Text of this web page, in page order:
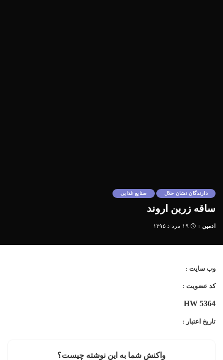
دارندگان نشان حلال صنایع غذایی
ساقه زرین اروند
Posted
ادمین ۱۹ مرداد ۱۳۹۵
وب سایت :
کد عضویت :
HW 5364
تاریخ اعتبار :
واکنش شما به این نوشته چیست؟